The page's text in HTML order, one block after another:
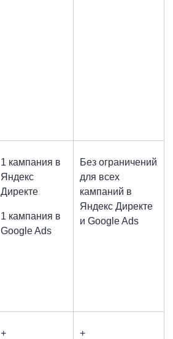
1 кампания в
Яндекс
Директе
1 кампания в
Google Ads
Без ограничений
для всех
кампаний в
Яндекс Директе
и Google Ads
+ +